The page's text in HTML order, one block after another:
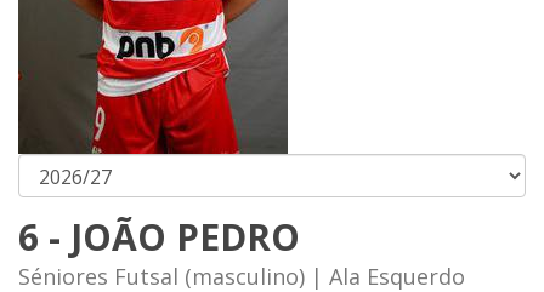
6 - JOÃO PEDRO
Séniores Futsal (masculino) | Ala Esquerdo